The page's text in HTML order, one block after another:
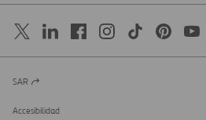
Abrir
una
nueva
SAR
Accesibilidad